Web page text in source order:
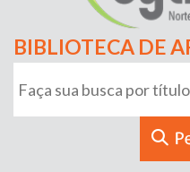
BIBLIOTECA DE